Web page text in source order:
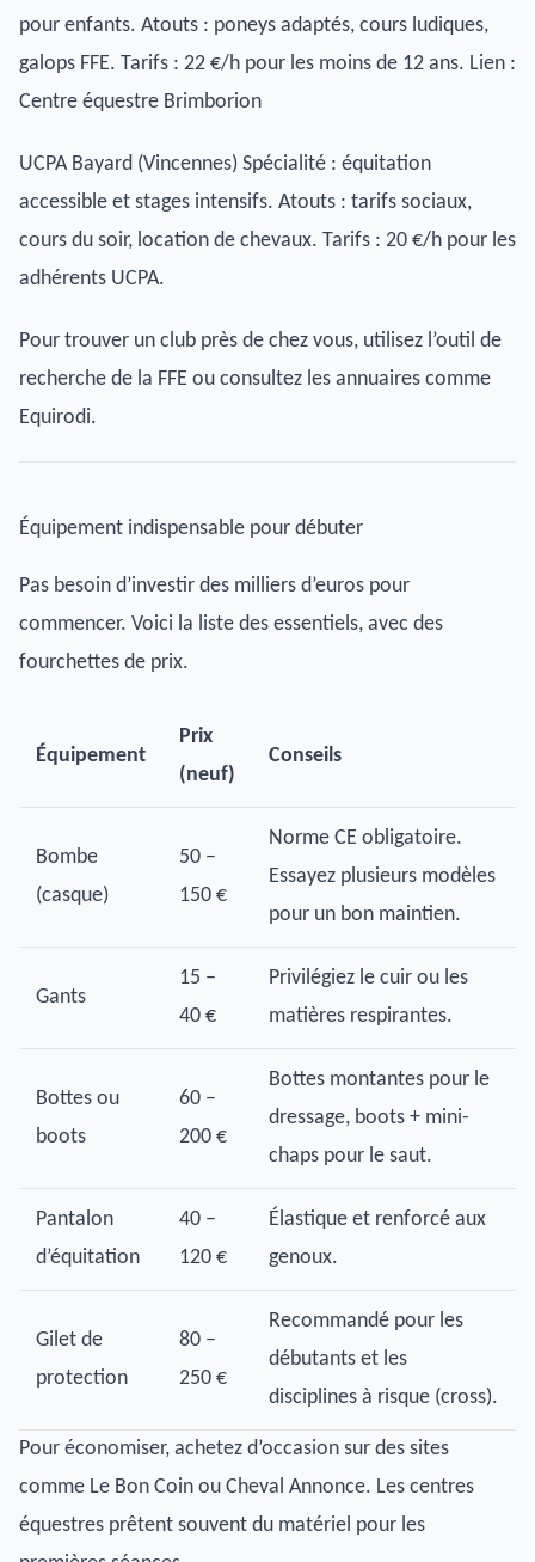
pour enfants. Atouts : poneys adaptés, cours ludiques,
galops FFE. Tarifs : 22 €/h pour les moins de 12 ans. Lien :
Centre équestre Brimborion
UCPA Bayard (Vincennes) Spécialité : équitation
accessible et stages intensifs. Atouts : tarifs sociaux,
cours du soir, location de chevaux. Tarifs : 20 €/h pour les
adhérents UCPA.
Pour trouver un club près de chez vous, utilisez l’outil de
recherche de la FFE ou consultez les annuaires comme
Equirodi.
Équipement indispensable pour débuter
Pas besoin d’investir des milliers d’euros pour
commencer. Voici la liste des essentiels, avec des
fourchettes de prix.
Équipement
Prix
(neuf)
Conseils
Bombe
(casque)
50 –
150 €
Norme CE obligatoire.
Essayez plusieurs modèles
pour un bon maintien.
Gants
15 –
40 €
Privilégiez le cuir ou les
matières respirantes.
Bottes ou
boots
60 –
200 €
Bottes montantes pour le
dressage, boots + mini-
chaps pour le saut.
Pantalon
d’équitation
40 –
120 €
Élastique et renforcé aux
genoux.
Gilet de
protection
80 –
250 €
Recommandé pour les
débutants et les
disciplines à risque (cross).
Pour économiser, achetez d’occasion sur des sites
comme Le Bon Coin ou Cheval Annonce. Les centres
équestres prêtent souvent du matériel pour les